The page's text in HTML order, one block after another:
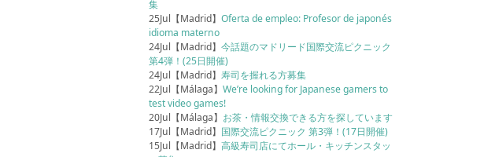
集
25Jul【Madrid】Oferta de empleo: Profesor de japonés
idioma materno
24Jul【Madrid】今話題のマドリード国際交流ピクニック
第4弾！(25日開催)
24Jul【Madrid】寿司を握れる方募集
22Jul【Málaga】We’re looking for Japanese gamers to
test video games!
20Jul【Málaga】 お茶・情報交換できる方を探しています
17Jul【Madrid】 国際交流ピクニック 第3弾！(17日開催)
15Jul【Madrid】高級寿司店にてホール・キッチンスタッ